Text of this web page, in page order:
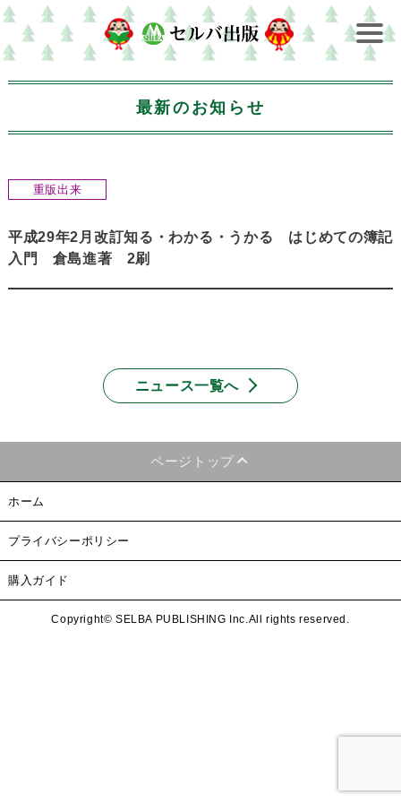
最新のお知らせ
重版出来
平成29年2月改訂知る・わかる・うかる はじめての簿記
入門 倉島進著 2刷
ニュース一覧へ
ページトップ
ホーム
プライバシーポリシー
購入ガイド
Copyright© SELBA PUBLISHING Inc.All rights reserved.